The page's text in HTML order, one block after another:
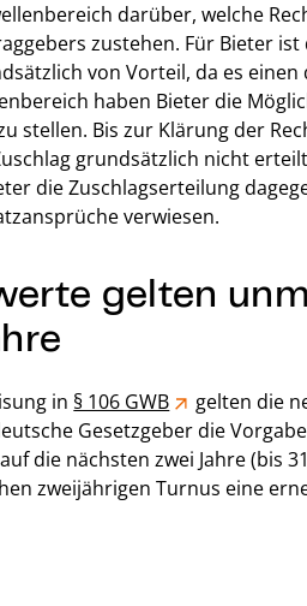
darüber, welche
zustehen. Für Bieter
von Vorteil, da es
haben Bieter die
stellen. Bis zur Klärung der
grundsätzlich nicht
die Zuschlagserteilung
verwiesen.
gelten
in § 106 GWB
gelten die
Gesetzgeber die
die nächsten zwei Jahre (bis
zweijährigen Turnus eine